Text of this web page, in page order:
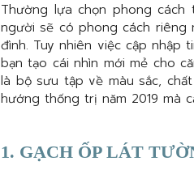
Thường lựa chọn phong
người sẽ có phong cách
đình. Tuy nhiên việc cập
bạn tạo cái nhìn mới mẻ cho
là bộ sưu tập về màu sắc,
hướng thống trị năm 2019 mà
1. GẠCH ỐP LÁT